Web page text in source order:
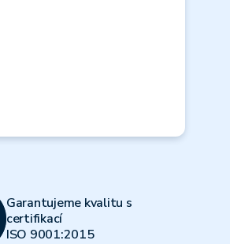
Garantujeme kvalitu s
certifikací
ISO 9001:2015